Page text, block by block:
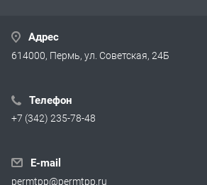
Адрес
614000, Пермь, ул. Советская, 24Б
Телефон
+7 (342) 235-78-48
E-mail
permtpp@permtpp.ru